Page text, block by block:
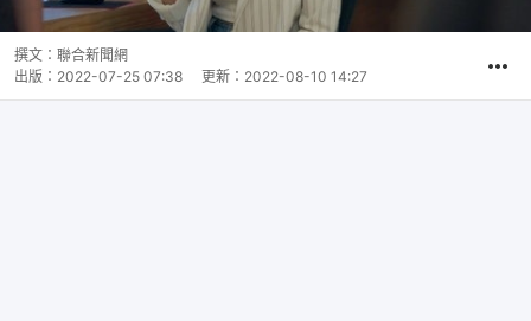
撰文： 聯合新聞網
出版： 2022-07-25 07:38 更新： 2022-08-10 14:27